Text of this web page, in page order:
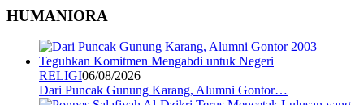
HUMANIORA
RELIGI06/08/2026
Dari Puncak Gunung Karang, Alumni Gontor…